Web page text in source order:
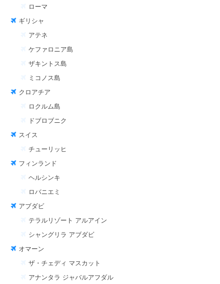
ローマ
ギリシャ
アテネ
ケファロニア島
ザキントス島
ミコノス島
クロアチア
ロクルム島
ドブロブニク
スイス
チューリッヒ
フィンランド
ヘルシンキ
ロバニエミ
アブダビ
テラルリゾート アルアイン
シャングリラ アブダビ
オマーン
ザ・チェディ マスカット
アナンタラ ジャバルアフダル